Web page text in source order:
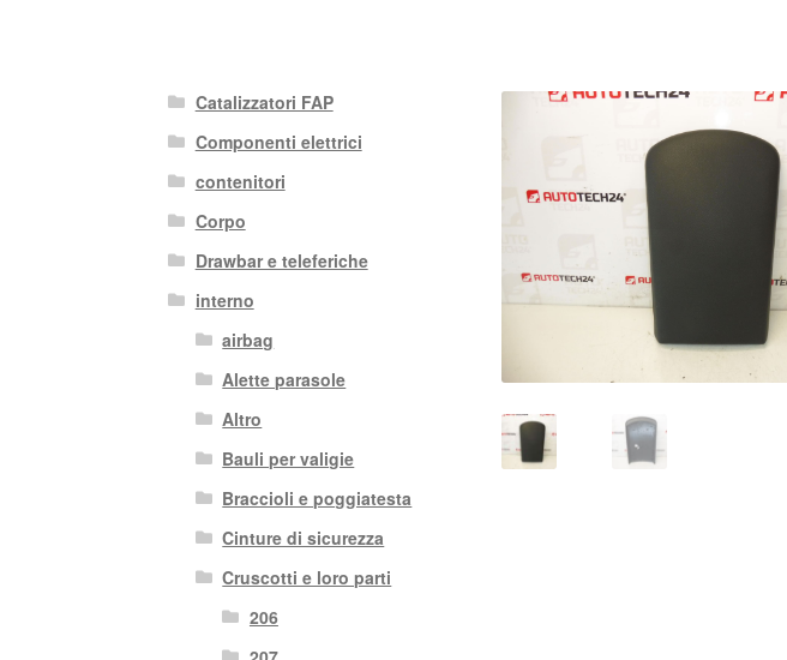
Catalizzatori FAP
Componenti elettrici
contenitori
Corpo
Drawbar e teleferiche
interno
airbag
Alette parasole
Altro
Bauli per valigie
Braccioli e poggiatesta
Cinture di sicurezza
Cruscotti e loro parti
206